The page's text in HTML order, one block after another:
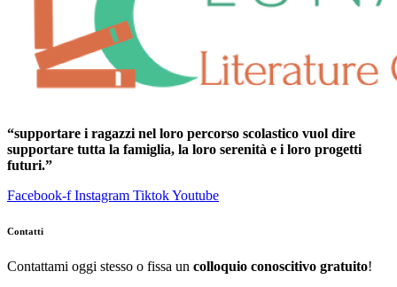
“supportare i ragazzi nel loro percorso scolastico vuol dire
supportare tutta la famiglia, la loro serenità e i loro progetti
futuri.”
Facebook-f Instagram TiktokYoutube
Contatti
Contattami oggi stesso o fissa un colloquio conoscitivo gratuito!